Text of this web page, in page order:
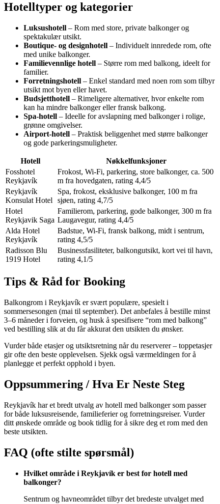
Hotelltyper og kategorier
Luksushotell – Rom med store, private balkonger og
spektakulær utsikt.
Boutique- og designhotell – Individuelt innredede rom, ofte
med unike balkonger.
Familievennlige hotell – Større rom med balkong, ideelt for
familier.
Forretningshotell – Enkel standard med noen rom som tilbyr
utsikt mot byen eller havet.
Budsjetthotell – Rimeligere alternativer, hvor enkelte rom
kan ha mindre balkonger eller fransk balkong.
Spa-hotell – Ideelle for avslapning med balkonger i rolige,
grønne omgivelser.
Airport-hotell – Praktisk beliggenhet med større balkonger
og gode parkeringsmuligheter.
Hotell
Nøkkelfunksjoner
Fosshotel
Reykjavík
Frokost, Wi-Fi, parkering, store balkonger, ca. 500
m fra hovedgaten, rating 4,4/5
Reykjavík
Konsulat Hotel
Spa, frokost, eksklusive balkonger, 100 m fra
sjøen, rating 4,7/5
Hotel
Reykjavik Saga
Familierom, parkering, gode balkonger, 300 m fra
Laugavegur, rating 4,4/5
Alda Hotel
Reykjavík
Badstue, Wi-Fi, fransk balkong, midt i sentrum,
rating 4,5/5
Radisson Blu
1919 Hotel
Businessfasiliteter, balkongutsikt, kort vei til havn,
rating 4,1/5
Tips & Råd for Booking
Balkongrom i Reykjavík er svært populære, spesielt i
sommersesongen (mai til september). Det anbefales å bestille minst
3–6 måneder i forveien, og husk å spesifisere “rom med balkong”
ved bestilling slik at du får akkurat den utsikten du ønsker.
Vurder både etasjer og utsiktsretning når du reserverer – toppetasjer
gir ofte den beste opplevelsen. Sjekk også værmeldingen for å
planlegge et perfekt opphold i byen.
Oppsummering / Hva Er Neste Steg
Reykjavík har et bredt utvalg av hotell med balkonger som passer
for både luksusreisende, familieferier og forretningsreiser. Vurder
ditt ønskede område og book tidlig for å sikre deg et rom med den
beste utsikten.
FAQ (ofte stilte spørsmål)
Hvilket område i Reykjavík er best for hotell med
balkonger?
Sentrum og havneområdet tilbyr det bredeste utvalget med